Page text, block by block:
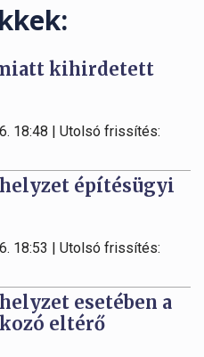
kihirdetett
18:48 | Utolsó frissítés:
építésügyi
18:53 | Utolsó frissítés:
esetében a
eltérő